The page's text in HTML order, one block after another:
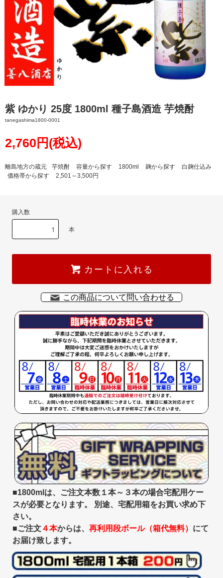
紫 ゆかり 25度 1800ml 種子島酒造 芋焼酎
tanegashima1800-0001
2,760円(税込)
離島地方の蔵元 芋焼酎 容量から探す 1800ml 麹から探す
白麹仕込み
価格帯から探す
2,501～3,500円
購入数
本
カートに入れる
この商品について問い合わせる
■1800mlは、ご注文本数１本～３本の場合宅配用ケー
スが必要となります。 別途、宅配用箱をお買い求め下
さい。
■ご注文４本からは、 再利用段ボール（箱代無料） にて
お届け致します。